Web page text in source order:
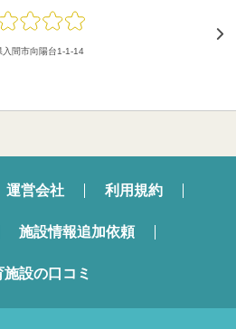
入間市向陽台1-1-14
運営会社 利用規約
施設情報追加依頼
施設の口コミ